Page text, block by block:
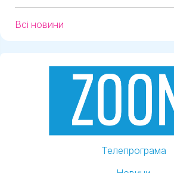
Всі новини
Телепрограма